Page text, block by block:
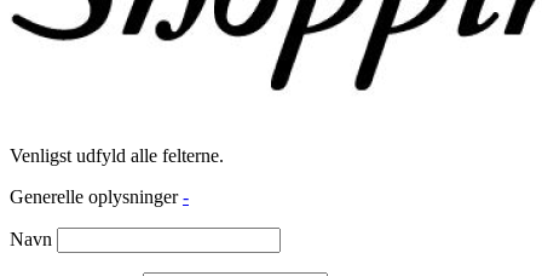
Venligst udfyld alle felterne.
Generelle oplysninger -
Navn